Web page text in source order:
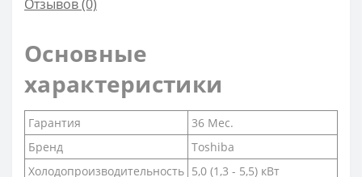
Отзывов (0)
Основные
характеристики
Гарантия
36 Мес.
Бренд
Toshiba
Холодопроизводительность 5,0 (1,3 - 5,5) кВт